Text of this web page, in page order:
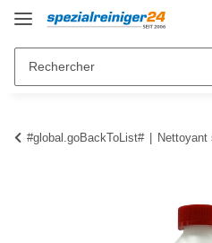
#global.goBackToList# Nettoyant